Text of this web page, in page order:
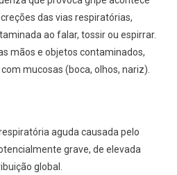
das vias respiratórias,
ao falar, tossir ou espirrar.
mãos e objetos contaminados,
mucosas (boca, olhos, nariz).
aguda causada pelo
grave, de elevada
global.